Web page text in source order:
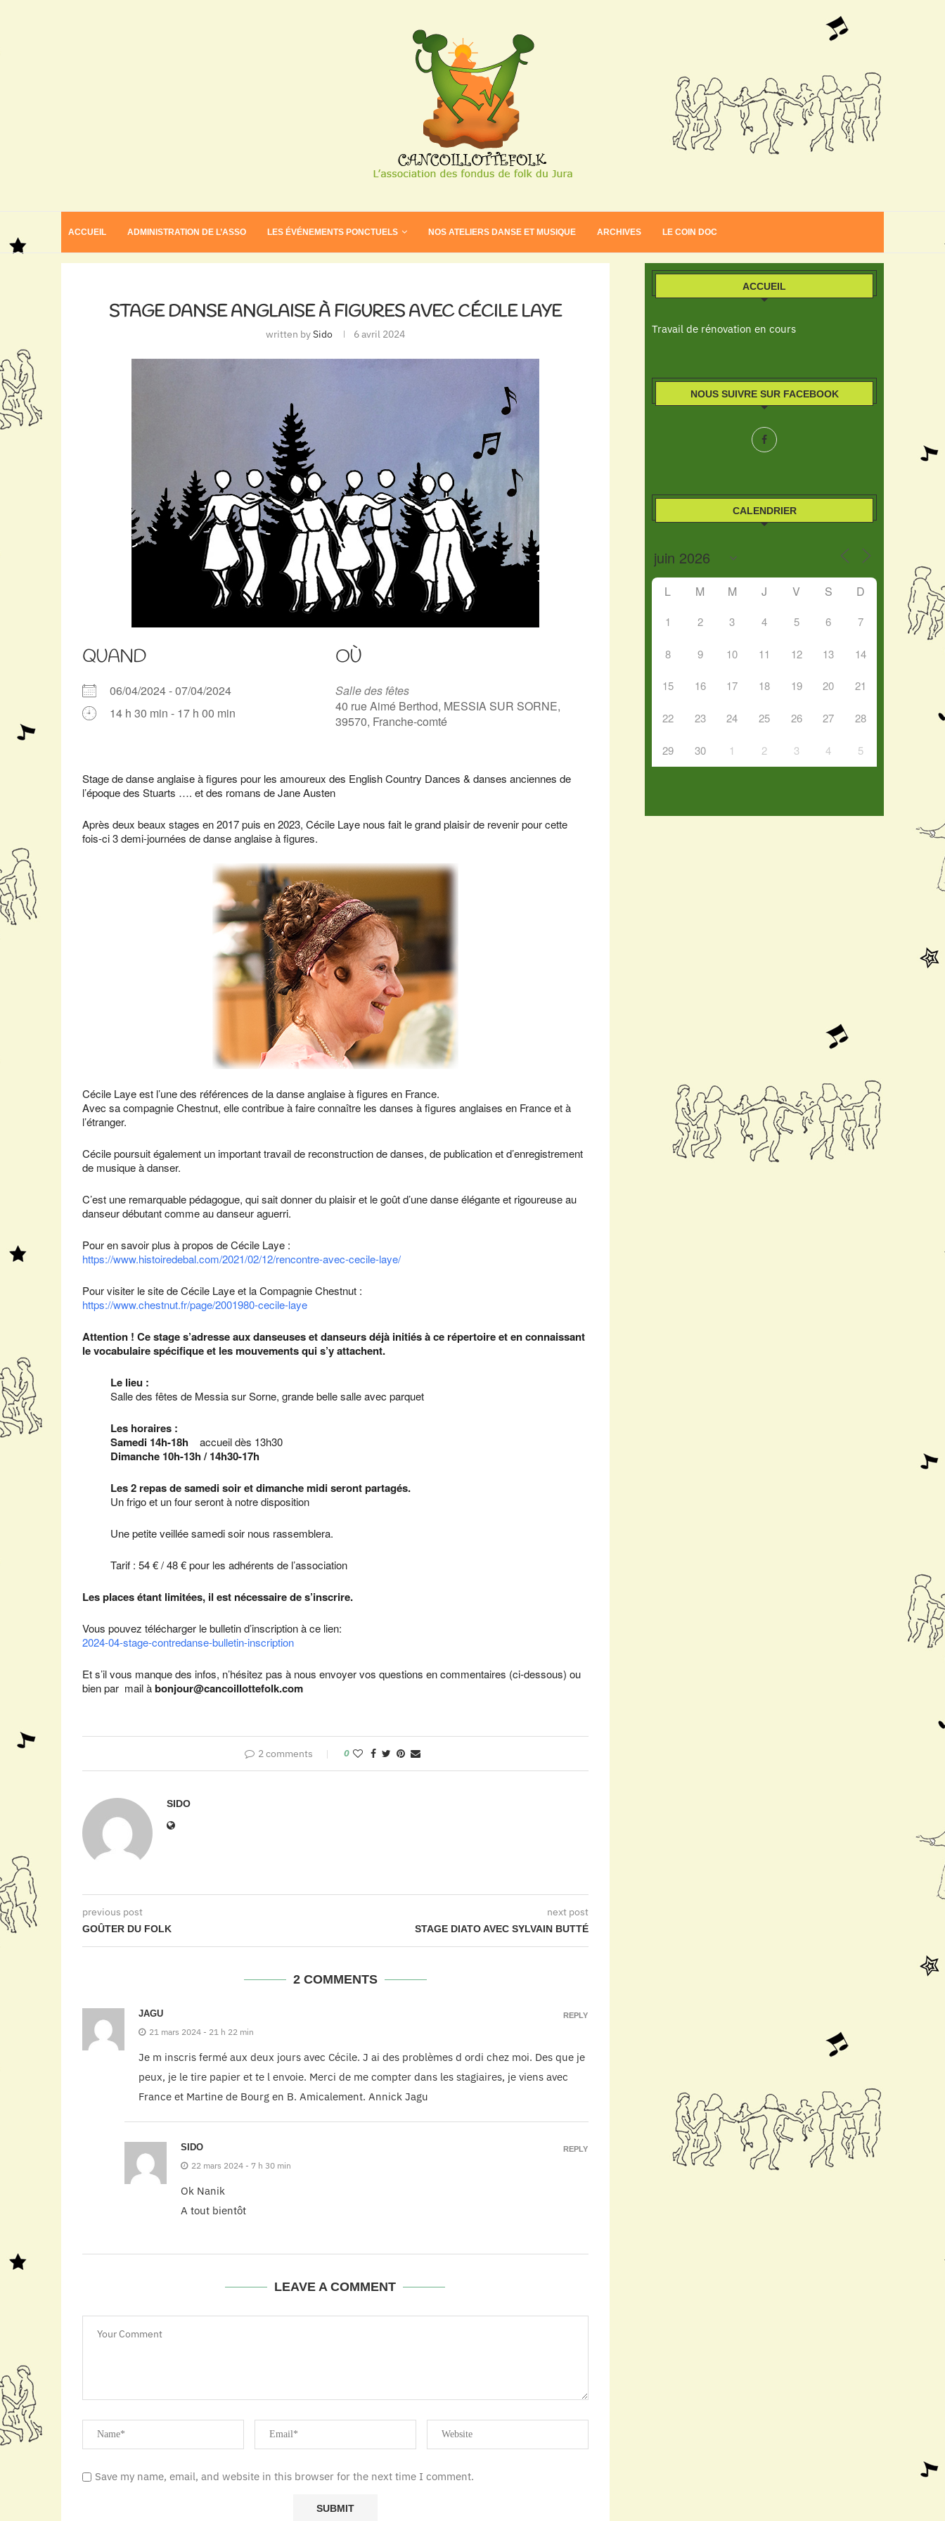
ACCUEIL ADMINISTRATION DE L’ASSO LES ÉVÉNEMENTS PONCTUELS NOS ATELIERS DANSE ET MUSIQUE ARCHIVES LE COIN DOC
STAGE DANSE ANGLAISE À FIGURES AVEC CÉCILE LAYE
written bySido 6 avril 2024
QUAND
06/04/2024 - 07/04/2024
14 h 30 min - 17 h 00 min
OÙ
Salle des fêtes
40 rue Aimé Berthod, MESSIA SUR SORNE,
39570, Franche-comté
Stage de danse anglaise à figures pour les amoureux des English Country Dances & danses anciennes de
l’époque des Stuarts …. et des romans de Jane Austen
Après deux beaux stages en 2017 puis en 2023, Cécile Laye nous fait le grand plaisir de revenir pour cette
fois-ci 3 demi-journées de danse anglaise à figures.
Cécile Laye est l’une des références de la danse anglaise à figures en France.
Avec sa compagnie Chestnut, elle contribue à faire connaître les danses à figures anglaises en France et à
l’étranger.
Cécile poursuit également un important travail de reconstruction de danses, de publication et d’enregistrement
de musique à danser.
C’est une remarquable pédagogue, qui sait donner du plaisir et le goût d’une danse élégante et rigoureuse au
danseur débutant comme au danseur aguerri.
Pour en savoir plus à propos de Cécile Laye :
https://www.histoiredebal.com/2021/02/12/rencontre-avec-cecile-laye/
Pour visiter le site de Cécile Laye et la Compagnie Chestnut :
https://www.chestnut.fr/page/2001980-cecile-laye
Attention ! Ce stage s’adresse aux danseuses et danseurs déjà initiés à ce répertoire et en connaissant
le vocabulaire spécifique et les mouvements qui s’y attachent.
Le lieu :
Salle des fêtes de Messia sur Sorne, grande belle salle avec parquet
Les horaires :
Samedi 14h-18h accueil dès 13h30
Dimanche 10h-13h / 14h30-17h
Les 2 repas de samedi soir et dimanche midi seront partagés.
Un frigo et un four seront à notre disposition
Une petite veillée samedi soir nous rassemblera.
Tarif : 54 € / 48 € pour les adhérents de l’association
Les places étant limitées, il est nécessaire de s’inscrire.
Vous pouvez télécharger le bulletin d’inscription à ce lien:
2024-04-stage-contredanse-bulletin-inscription
Et s’il vous manque des infos, n’hésitez pas à nous envoyer vos questions en commentaires (ci-dessous) ou
bien par mail àbonjour@cancoillottefolk.com
2 comments 0
SIDO
previous post
GOÛTER DU FOLK
next post
STAGE DIATO AVEC SYLVAIN BUTTÉ
2 COMMENTS
JAGU
21 mars 2024 - 21 h 22 min
Je m inscris fermé aux deux jours avec Cécile. J ai des problèmes d ordi chez moi. Des que je
peux, je le tire papier et te l envoie. Merci de me compter dans les stagiaires, je viens avec
France et Martine de Bourg en B. Amicalement. Annick Jagu
REPLY
SIDO
22 mars 2024 - 7 h 30 min
Ok Nanik
A tout bientôt
REPLY
LEAVE A COMMENT
Save my name, email, and website in this browser for the next time I comment.
ACCUEIL
Travail de rénovation en cours
NOUS SUIVRE SUR FACEBOOK
CALENDRIER
L M M J V S D
1 2 3 4 5 6 7
8 9 10 11 12 13 14
15 16 17 18 19 20 21
22 23 24 25 26 27 28
29 30 1 2 3 4 5